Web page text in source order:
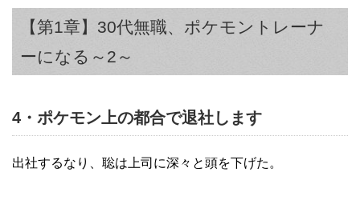
【第1章】30代無職、ポケモントレーナ
ーになる～2～
4・ポケモン上の都合で退社します
出社するなり、聡は上司に深々と頭を下げた。